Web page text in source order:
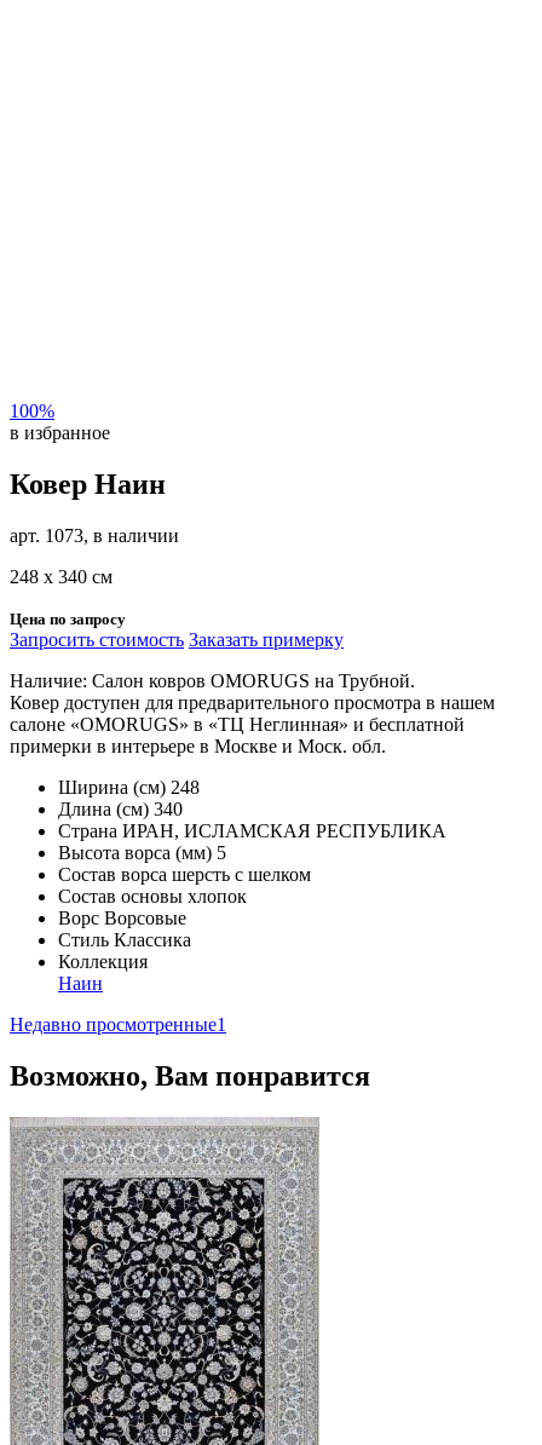
100%
в избранное
Ковер Наин
арт. 1073, в наличии
248 х 340 см
Цена по запросу
Запросить стоимость Заказать примерку
Наличие: Салон ковров OMORUGS на Трубной.
Ковер доступен для предварительного просмотра в нашем
салоне «OMORUGS» в «ТЦ Неглинная» и бесплатной
примерки в интерьере в Москве и Моск. обл.
Ширина (см) 248
Длина (см) 340
Страна ИРАН, ИСЛАМСКАЯ РЕСПУБЛИКА
Высота ворса (мм) 5
Состав ворса шерсть с шелком
Состав основы хлопок
Ворс Ворсовые
Стиль Классика
Коллекция
Наин
Недавно просмотренные1
Возможно, Вам понравится